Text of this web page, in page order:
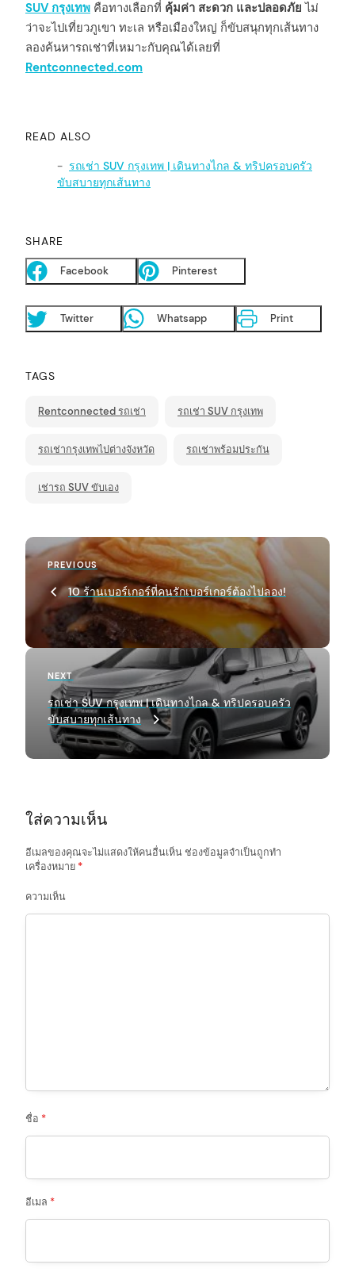
SUV กรุงเทพ คือทางเลือกที่ คุ้มค่า สะดวก และปลอดภัย ไม่
ว่าจะไปเที่ยวภูเขา ทะเล หรือเมืองใหญ่ ก็ขับสนุกทุกเส้นทาง
ลองค้นหารถเช่าที่เหมาะกับคุณได้เลยที่
Rentconnected.com
READ ALSO
รถเช่า SUV กรุงเทพ | เดินทางไกล & ทริปครอบครัว
ขับสบายทุกเส้นทาง
SHARE
Facebook Pinterest
Twitter Whatsapp Print
TAGS
Rentconnected รถเช่า รถเช่า SUV กรุงเทพ
รถเช่ากรุงเทพไปต่างจังหวัด รถเช่าพร้อมประกัน
เช่ารถ SUV ขับเอง
P
t
n
g
o
n
Previous
Post
PREVIOUS
10 ร้านเบอร์เกอร์ที่คนรักเบอร์เกอร์ต้องไปลอง!
Next
Post
NEXT
รถเช่า SUV กรุงเทพ | เดินทางไกล & ทริปครอบครัว
ขับสบายทุกเส้นทาง
ใส่ความเห็น
อีเมลของคุณจะไม่แสดงให้คนอื่นเห็นช่องข้อมูลจำเป็นถูกทำ
เครื่องหมาย *
ความเห็น
ชื่อ *
อีเมล *